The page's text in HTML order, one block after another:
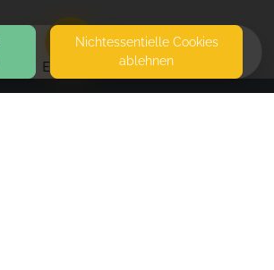
EVENTS
Nicht­essentielle Cookies
ablehnen